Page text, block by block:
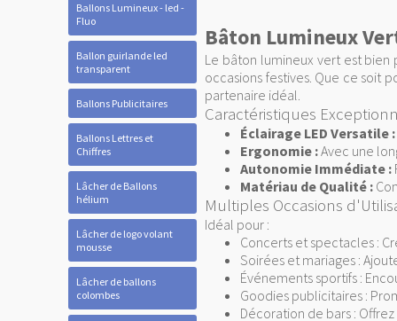
Ballons Lumineux - led -
Fluo
Ballon guirlande led
transparent
Ballons Publicitaires
Ballons Lettres et
Chiffres
Lâcher de Ballons
hélium
Lâcher de logo volant
mousse
Lâcher de ballons
colombes
Bâton Lumineux
Le bâton lumineux vert est
occasions festives. Que ce soit
partenaire idéal.
Caractéristiques
Éclairage LED Versatile :
Ergonomie :Avec une
Autonomie Immédiate :
Matériau de Qualité :
Multiples Occasions
Idéal pour :
Concerts et spectacles :
Soirées et mariages :
Événements sportifs :
Goodies publicitaires :
Décoration de bars :